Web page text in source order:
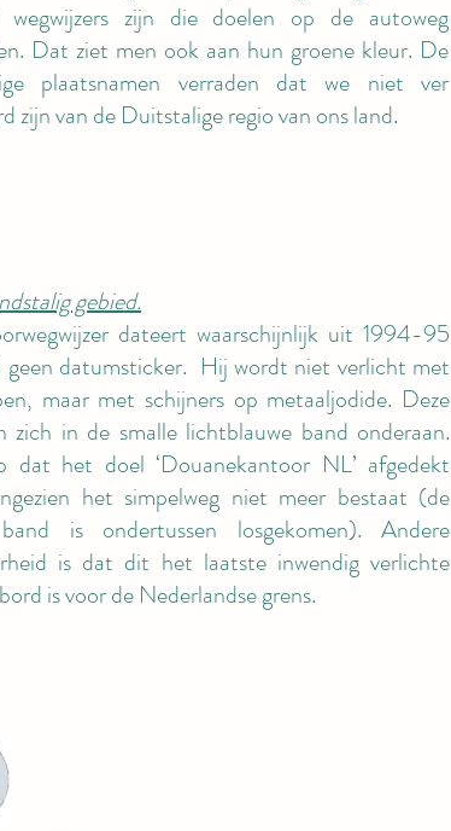
wegwijzers zijn die doelen op de autoweg
Dat ziet men ook aan hun groene kleur. De
plaatsnamen verraden dat we niet ver
zijn van de Duitstalige regio van ons land.
gebied.
dateert waarschijnlijk uit 1994-95
geen datumsticker. Hij wordt niet verlicht met
maar met schijners op metaaljodide. Deze
zich in de smalle lichtblauwe band onderaan.
dat het doel ‘Douanekantoor NL’ afgedekt
het simpelweg niet meer bestaat (de
is ondertussen losgekomen). Andere
is dat dit het laatste inwendig verlichte
is voor de Nederlandse grens.